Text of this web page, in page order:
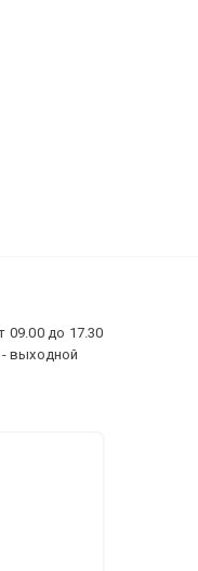
09.00 до 17.30
- выходной